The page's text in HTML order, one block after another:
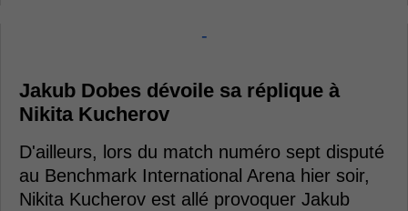
-
Jakub Dobes dévoile sa réplique à
Nikita Kucherov
D'ailleurs, lors du match numéro sept disputé
au Benchmark International Arena hier soir,
Nikita Kucherov est allé provoquer Jakub